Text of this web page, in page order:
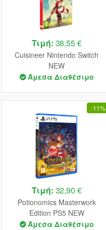
Τιμή: 38,55 €
Cuisineer Nintendo Switch
NEW
Άμεσα Διαθέσιμο
-11%
Τιμή: 32,90 €
Potionomics Masterwork
Edition PS5 NEW
Άμεσα Διαθέσιμο